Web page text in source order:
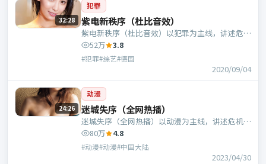
32:28
犯罪
紫电新秩序（杜比音效）
紫电新秩序（杜比音效）以犯罪为主线，讲述危机
中的抉择与人物成长；德国班底，丁黑执导，倪
妮、木村拓哉等主演。
52万 3.8
#犯罪#综艺#德国
2020/09/04
24:26
动漫
迷城失序（全网热播）
迷城失序（全网热播）以动漫为主线，讲述危机中
的抉择与人物成长；中国大陆班底，王伟执导，段
奕宏、赵丽颖等主演。
80万 4.8
#动漫#动漫#中国大陆
2023/04/30